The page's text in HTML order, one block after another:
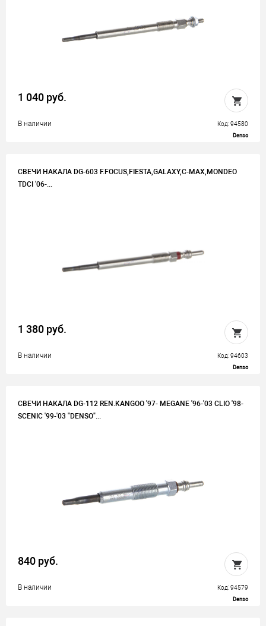
1 040 руб.
В наличии Код: 94580
Denso
СВЕЧИ НАКАЛА DG-603 F.FOCUS,FIESTA,GALAXY,C-MAX,MONDEO
TDCI '06-...
1 380 руб.
В наличии Код: 94603
Denso
СВЕЧИ НАКАЛА DG-112 REN.KANGOO '97- MEGANE '96-'03 CLIO '98-
SCENIC '99-'03 "DENSO"...
840 руб.
В наличии Код: 94579
Denso